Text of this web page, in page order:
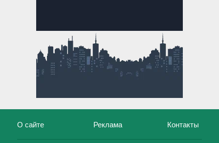
О сайте Реклама Контакты